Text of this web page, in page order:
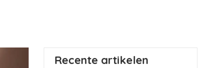
Recente artikelen